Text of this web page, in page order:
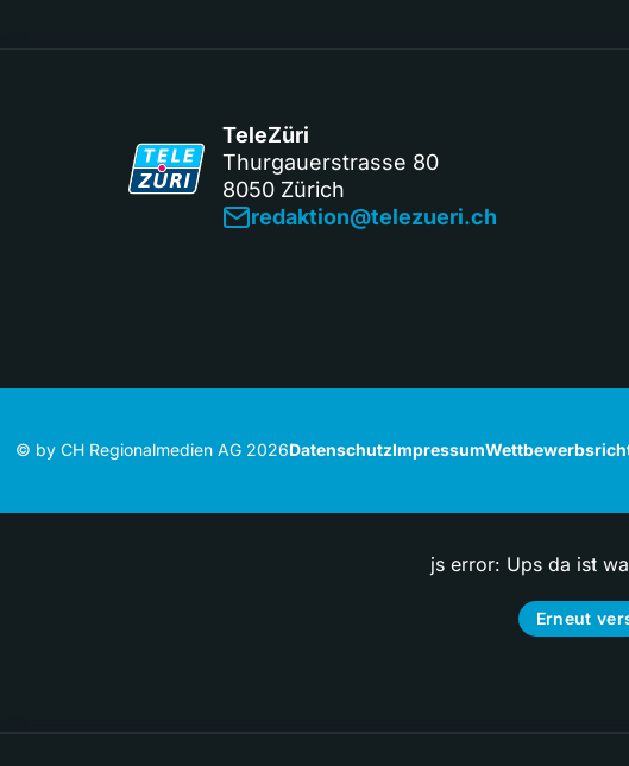
TeleZüri
Thurgauerstrasse 80
8050 Zürich
redaktion@telezueri.ch
© by CH Regionalmedien AG 2026DatenschutzImpressum
js error: Ups da ist
Erneut